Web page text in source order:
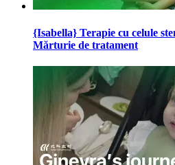
{Isabella} Terapie cu celule
Mărturie de tratament